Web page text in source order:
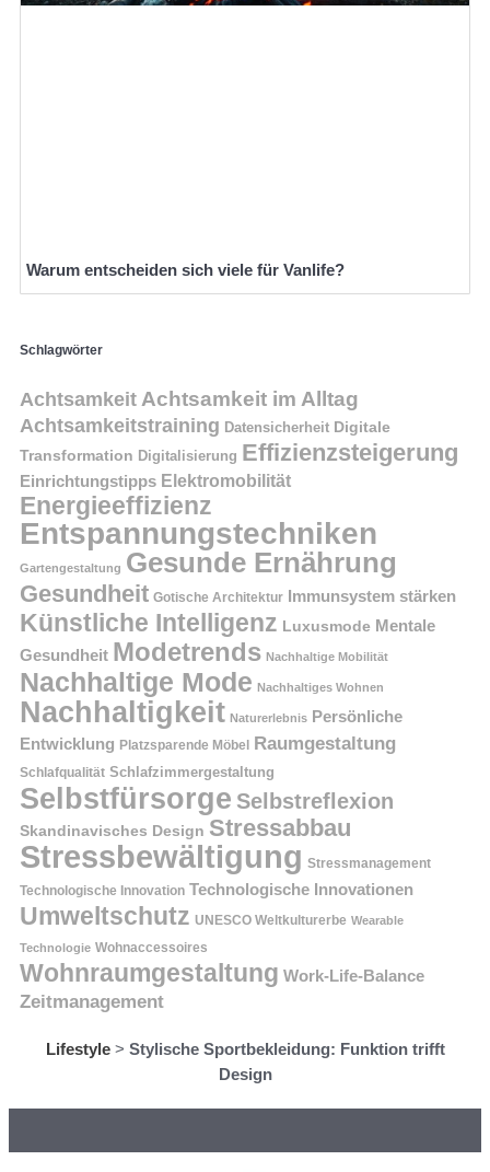
Warum entscheiden sich viele für Vanlife?
Schlagwörter
Achtsamkeit Achtsamkeit im Alltag
Achtsamkeitstraining Datensicherheit Digitale
Transformation Digitalisierung Effizienzsteigerung
Einrichtungstipps Elektromobilität
Energieeffizienz
Entspannungstechniken
Gartengestaltung Gesunde Ernährung
Gesundheit Gotische Architektur Immunsystem stärken
Künstliche Intelligenz Luxusmode Mentale
Gesundheit Modetrends Nachhaltige Mobilität
Nachhaltige Mode Nachhaltiges Wohnen
Nachhaltigkeit Naturerlebnis Persönliche
Entwicklung Platzsparende Möbel Raumgestaltung
Schlafqualität Schlafzimmergestaltung
Selbstfürsorge Selbstreflexion
Skandinavisches Design Stressabbau
Stressbewältigung Stressmanagement
Technologische Innovation Technologische Innovationen
Umweltschutz UNESCO Weltkulturerbe Wearable
Technologie Wohnaccessoires
Wohnraumgestaltung Work-Life-Balance
Zeitmanagement
Lifestyle> Stylische Sportbekleidung: Funktion trifft
Design